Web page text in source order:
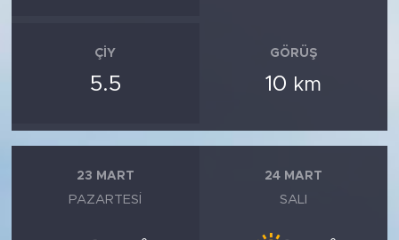
ÇIY
5.5
GÖRÜŞ
10 km
23 MART
PAZARTESI
24 MART
SALI